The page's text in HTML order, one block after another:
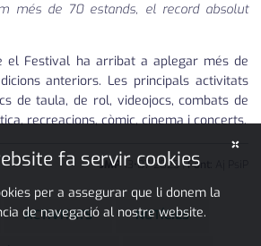
més de 70 estands, el record absolut
el Festival ha arribat a aplegar més de
anteriors. Les principals activitats
de taula, de rol, videojocs, combats de
recreacions, còmic, cinema i concerts.
JMP13 07•2023|Font:
ACTIVITATS NOTÍCIES
×
fa servir cookies
per a assegurar que li donem la
de navegació al nostre website.